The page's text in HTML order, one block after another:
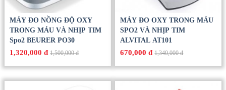
MÁY ĐO NỒNG ĐỘ OXY
TRONG MÁU VÀ NHỊP TIM
Spo2 BEURER PO30
1,320,000 đ 1,500,000 đ
MÁY ĐO OXY TRONG MÁU
SPO2 VÀ NHỊP TIM
ALVITAL AT101
670,000 đ 1,340,000 đ